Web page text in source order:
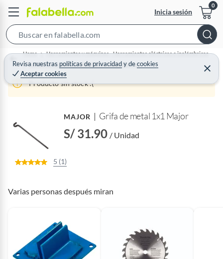
Inicia sesión
e
a
c
r
Revisa nuestras políticas de privacidadydecookies
Aceptar cookies
C
e
r
Home
Herramientas y máquinas - Herramientas eléctricas e inalámbricas
Set de herramientas eléctricas e inalámbricas
Producto sin stock :(
MAJOR Grifa de metal 1x1 Major
S/ 31.90 / Unidad
5 (1)
Varias personas después miran